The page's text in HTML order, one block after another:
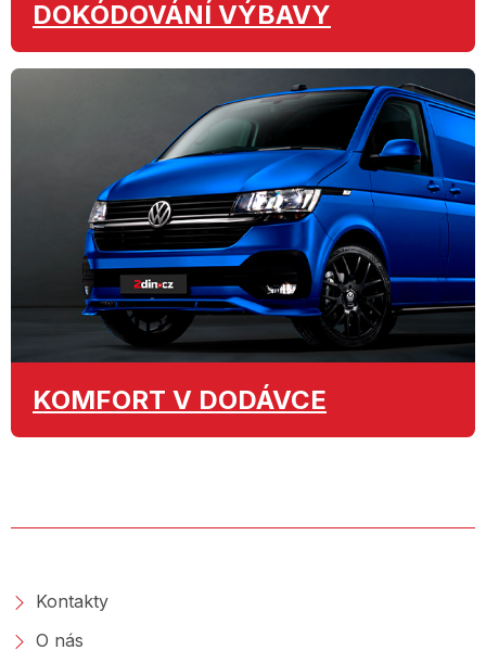
DOKÓDOVÁNÍ VÝBAVY
KOMFORT V DODÁVCE
Kontakty
O nás